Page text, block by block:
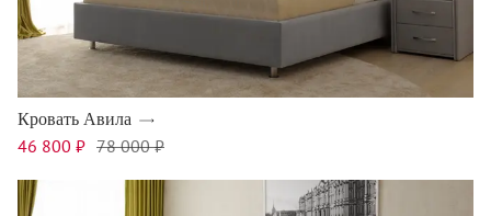
Кровать Авила
46 800 ₽ 78 000 ₽